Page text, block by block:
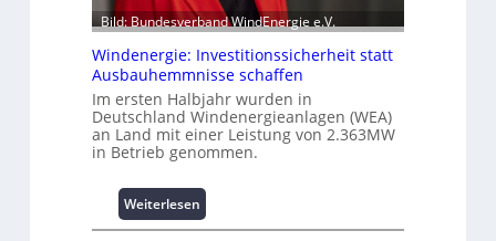
m
n
t
h
o
c
-
e
e
N
u
t
z
u
n
g
b
Bild: Bundesverband WindEnergie e.V.
Windenergie: Investitionssicherheit statt
Ausbauhemmnisse schaffen
Im ersten Halbjahr wurden in
Deutschland Windenergieanlagen (WEA)
an Land mit einer Leistung von 2.363MW
in Betrieb genommen.
Weiterlesen
W